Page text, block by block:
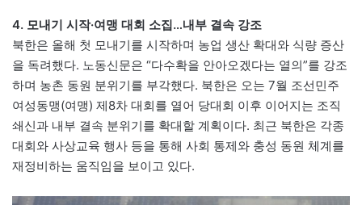
4. 모내기 시작·여맹 대회 소집…내부 결속 강조
북한은 올해 첫 모내기를 시작하며 농업 생산 확대와 식량 증산
을 독려했다. 노동신문은 “다수확을 안아오겠다는 열의”를 강조
하며 농촌 동원 분위기를 부각했다. 북한은 오는 7월 조선민주
여성동맹(여맹) 제8차 대회를 열어 당대회 이후 이어지는 조직
쇄신과 내부 결속 분위기를 확대할 계획이다. 최근 북한은 각종
대회와 사상교육 행사 등을 통해 사회 통제와 충성 동원 체계를
재정비하는 움직임을 보이고 있다.